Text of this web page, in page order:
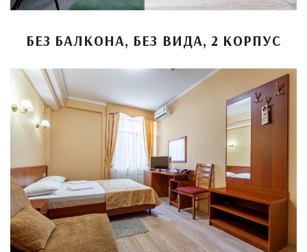
БЕЗ БАЛКОНА, БЕЗ ВИДА, 2 КОРПУС